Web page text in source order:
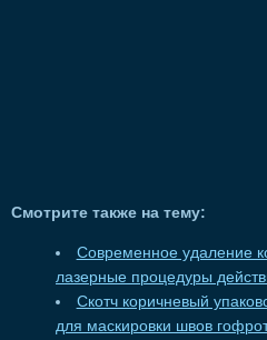
Смотрите также на тему:
Современное удаление
лазерные процедуры
Скотч коричневый
для маскировки швов